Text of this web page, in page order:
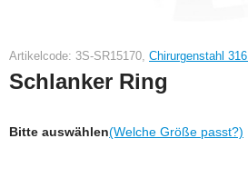
Artikelcode: 3S-SR15170, Chirurgenstahl 316L
Schlanker Ring
Bitte auswählen(Welche Größe passt?)